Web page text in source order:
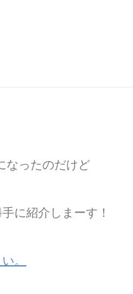
なったのだけど
に紹介しまーす！
。